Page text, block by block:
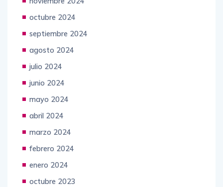
octubre 2024
septiembre 2024
agosto 2024
julio 2024
junio 2024
mayo 2024
abril 2024
marzo 2024
febrero 2024
enero 2024
octubre 2023